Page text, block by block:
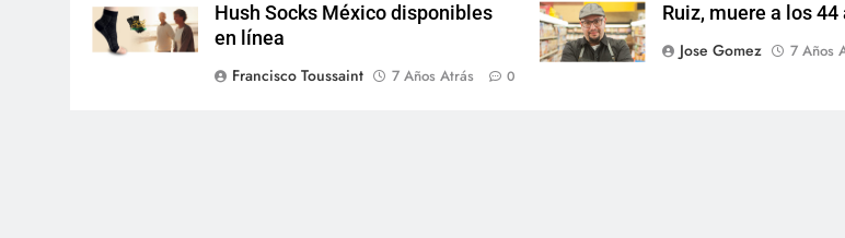
Hush Socks México disponibles
en línea
Francisco Toussaint
7 Años Atrás 0
Ruiz, muere a los 44
Jose Gomez
7 Años